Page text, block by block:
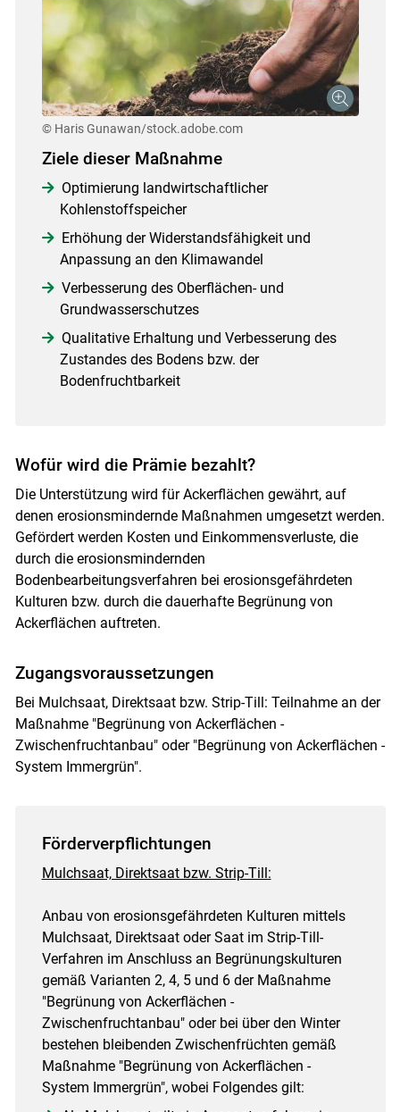
© Haris Gunawan/stock.adobe.com
Ziele dieser Maßnahme
Optimierung landwirtschaftlicher
Kohlenstoffspeicher
Erhöhung der Widerstandsfähigkeit und
Anpassung an den Klimawandel
Verbesserung des Oberflächen- und
Grundwasserschutzes
Qualitative Erhaltung und Verbesserung des
Zustandes des Bodens bzw. der
Bodenfruchtbarkeit
Wofür wird die Prämie bezahlt?
Die Unterstützung wird für Ackerflächen gewährt, auf
denen erosionsmindernde Maßnahmen umgesetzt werden.
Gefördert werden Kosten und Einkommensverluste, die
durch die erosionsmindernden
Bodenbearbeitungsverfahren bei erosionsgefährdeten
Kulturen bzw. durch die dauerhafte Begrünung von
Ackerflächen auftreten.
Zugangsvoraussetzungen
Bei Mulchsaat, Direktsaat bzw. Strip-Till: Teilnahme an der
Maßnahme "Begrünung von Ackerflächen -
Zwischenfruchtanbau" oder "Begrünung von Ackerflächen -
System Immergrün".
Förderverpflichtungen
Mulchsaat, Direktsaat bzw. Strip-Till:
Anbau von erosionsgefährdeten Kulturen mittels
Mulchsaat, Direktsaat oder Saat im Strip-Till-
Verfahren im Anschluss an Begrünungskulturen
gemäß Varianten 2, 4, 5 und 6 der Maßnahme
"Begrünung von Ackerflächen -
Zwischenfruchtanbau" oder bei über den Winter
bestehen bleibenden Zwischenfrüchten gemäß
Maßnahme "Begrünung von Ackerflächen -
System Immergrün", wobei Folgendes gilt: